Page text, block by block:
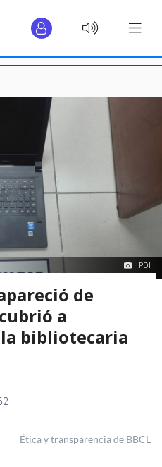
PDI
de
a
bibliotecaria
Ética y transparencia de BBCL